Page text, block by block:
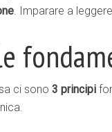
. Imparare a
ci sono 3 principi